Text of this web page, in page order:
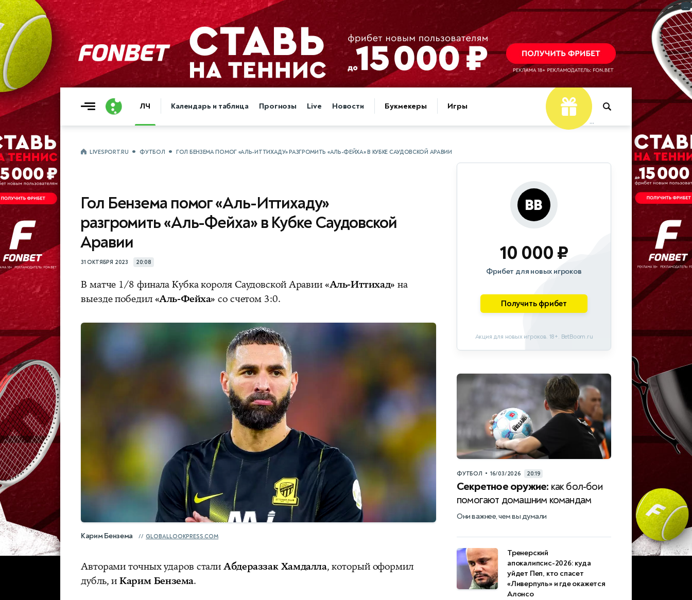
ЛЧ Календарь и таблица Прогнозы Live Новости Букмекеры Игры
...
LIVESPORT.RU ФУТБОЛ ГОЛ БЕНЗЕМА ПОМОГ «АЛЬ-ИТТИХАДУ» РАЗГРОМИТЬ «АЛЬ-ФЕЙХА» В КУБКЕ САУДОВСКОЙ АРАВИИ
Гол Бензема помог «Аль-Иттихаду»
разгромить «Аль-Фейха» в Кубке Саудовской
Аравии
31 ОКТЯБРЯ 2023 20:08
В матче 1/8 финала Кубка короля Саудовской Аравии«Аль-Иттихад» на
выезде победил«Аль-Фейха» со счетом 3:0.
Карим Бензема GLOBALLOOKPRESS.COM
Авторами точных ударов сталиАбдераззак Хамдалла, который оформил
дубль, иКарим Бензема.
10 000 ₽
Фрибет для новых игроков
Получить фрибет
Акция для новых игроков. 18+. BetBoom.ru
ФУТБОЛ • 16/03/2026 20:19
Секретное оружие: как бол-бои
помогают домашним командам
Они важнее, чем вы думали
Тренерский
апокалипсис-2026: куда
уйдет Пеп, кто спасет
«Ливерпуль» и где окажется
Алонсо
...